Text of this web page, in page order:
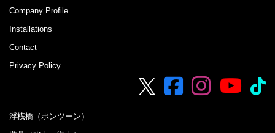
Company Profile
Installations
Contact
Privacy Policy
浮桟橋（ポンツーン）